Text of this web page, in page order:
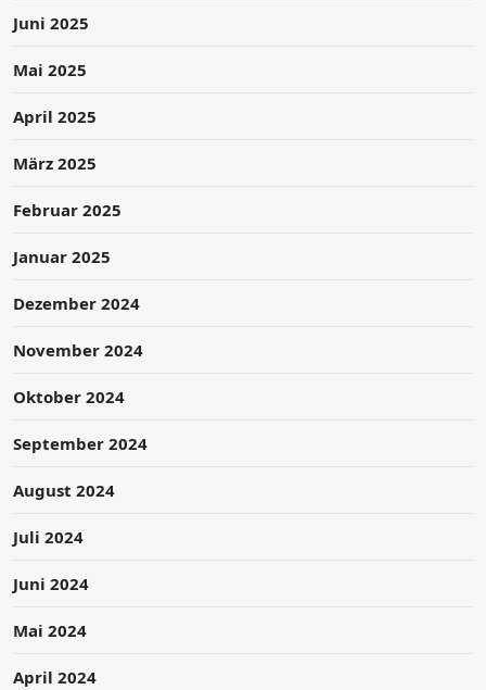
Juni 2025
Mai 2025
April 2025
März 2025
Februar 2025
Januar 2025
Dezember 2024
November 2024
Oktober 2024
September 2024
August 2024
Juli 2024
Juni 2024
Mai 2024
April 2024